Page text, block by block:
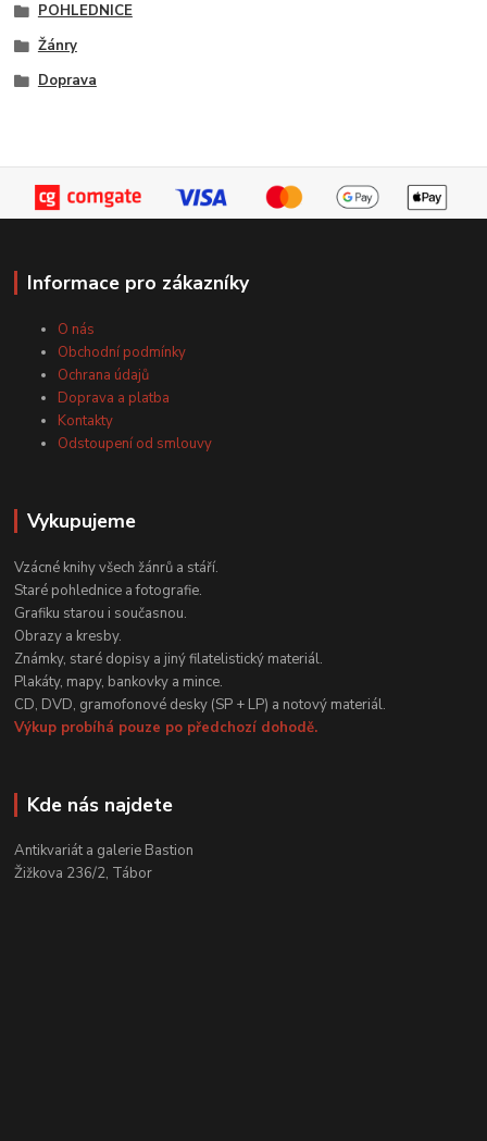
POHLEDNICE
Žánry
Doprava
Informace pro zákazníky
O nás
Obchodní podmínky
Ochrana údajů
Doprava a platba
Kontakty
Odstoupení od smlouvy
Vykupujeme
Vzácné knihy všech žánrů a stáří.
Staré pohlednice a fotografie.
Grafiku starou i současnou.
Obrazy a kresby.
Známky, staré dopisy a jiný filatelistický materiál.
Plakáty, mapy, bankovky a mince.
CD, DVD, gramofonové desky (SP + LP) a notový materiál.
Výkup probíhá pouze po předchozí dohodě.
Kde nás najdete
Antikvariát a galerie Bastion
Žižkova 236/2, Tábor